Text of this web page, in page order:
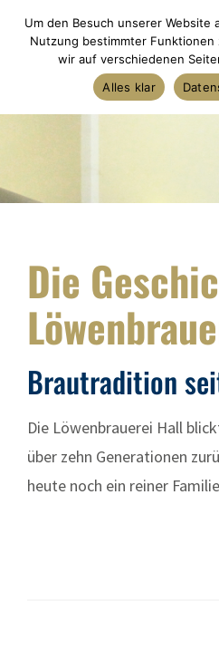
Skip
Die
Brautradition
Die Löwenbrauerei Hall
über zehn Generationen
heute noch ein reiner
Um den Besuch unserer
Nutzung bestimmter Funktionen
wir auf verschiedenen
Alles klar